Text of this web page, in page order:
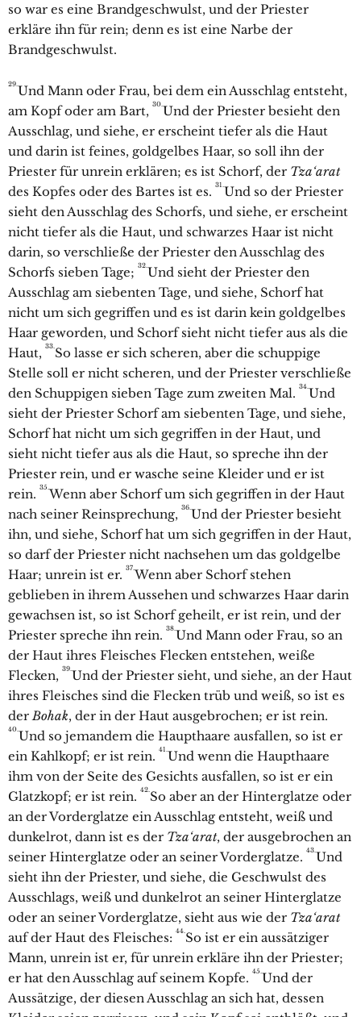
so war es eine Brandgeschwulst, und der Priester
erkläre ihn für rein; denn es ist eine Narbe der
Brandgeschwulst.
29.Und Mann oder Frau, bei dem ein Ausschlag entsteht,
am Kopf oder am Bart, 30.Und der Priester besieht den
Ausschlag, und siehe, er erscheint tiefer als die Haut
und darin ist feines, goldgelbes Haar, so soll ihn der
Priester für unrein erklären; es ist Schorf, der Tza‘arat
des Kopfes oder des Bartes ist es. 31.Und so der Priester
sieht den Ausschlag des Schorfs, und siehe, er erscheint
nicht tiefer als die Haut, und schwarzes Haar ist nicht
darin, so verschließe der Priester den Ausschlag des
Schorfs sieben Tage; 32.Und sieht der Priester den
Ausschlag am siebenten Tage, und siehe, Schorf hat
nicht um sich gegriffen und es ist darin kein goldgelbes
Haar geworden, und Schorf sieht nicht tiefer aus als die
Haut, 33.So lasse er sich scheren, aber die schuppige
Stelle soll er nicht scheren, und der Priester verschließe
den Schuppigen sieben Tage zum zweiten Mal. 34.Und
sieht der Priester Schorf am siebenten Tage, und siehe,
Schorf hat nicht um sich gegriffen in der Haut, und
sieht nicht tiefer aus als die Haut, so spreche ihn der
Priester rein, und er wasche seine Kleider und er ist
rein. 35.Wenn aber Schorf um sich gegriffen in der Haut
nach seiner Reinsprechung, 36.Und der Priester besieht
ihn, und siehe, Schorf hat um sich gegriffen in der Haut,
so darf der Priester nicht nachsehen um das goldgelbe
Haar; unrein ist er. 37.Wenn aber Schorf stehen
geblieben in ihrem Aussehen und schwarzes Haar darin
gewachsen ist, so ist Schorf geheilt, er ist rein, und der
Priester spreche ihn rein. 38.Und Mann oder Frau, so an
der Haut ihres Fleisches Flecken entstehen, weiße
Flecken, 39.Und der Priester sieht, und siehe, an der Haut
ihres Fleisches sind die Flecken trüb und weiß, so ist es
der Bohak, der in der Haut ausgebrochen; er ist rein.
40.Und so jemandem die Haupthaare ausfallen, so ist er
ein Kahlkopf; er ist rein. 41.Und wenn die Haupthaare
ihm von der Seite des Gesichts ausfallen, so ist er ein
Glatzkopf; er ist rein. 42.So aber an der Hinterglatze oder
an der Vorderglatze ein Ausschlag entsteht, weiß und
dunkelrot, dann ist es der Tza‘arat, der ausgebrochen an
seiner Hinterglatze oder an seiner Vorderglatze. 43.Und
sieht ihn der Priester, und siehe, die Geschwulst des
Ausschlags, weiß und dunkelrot an seiner Hinterglatze
oder an seiner Vorderglatze, sieht aus wie der Tza‘arat
auf der Haut des Fleisches: 44.So ist er ein aussätziger
Mann, unrein ist er, für unrein erkläre ihn der Priester;
er hat den Ausschlag auf seinem Kopfe. 45.Und der
Aussätzige, der diesen Ausschlag an sich hat, dessen